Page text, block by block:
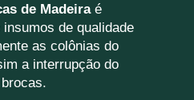
de Madeira é
de qualidade
as colônias do
a interrupção do